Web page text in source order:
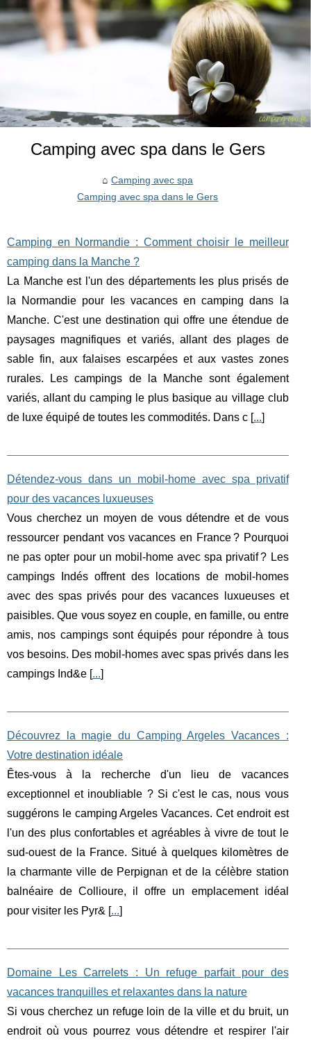
Camping avec spa dans le Gers
Camping avec spa
Camping avec spa dans le Gers
Camping en Normandie : Comment choisir le meilleur
camping dans la Manche ?
La Manche est l'un des départements les plus prisés de
la Normandie pour les vacances en camping dans la
Manche. C'est une destination qui offre une étendue de
paysages magnifiques et variés, allant des plages de
sable fin, aux falaises escarpées et aux vastes zones
rurales. Les campings de la Manche sont également
variés, allant du camping le plus basique au village club
de luxe équipé de toutes les commodités. Dans c [...]
Détendez-vous dans un mobil-home avec spa privatif
pour des vacances luxueuses
Vous cherchez un moyen de vous détendre et de vous
ressourcer pendant vos vacances en France ? Pourquoi
ne pas opter pour un mobil-home avec spa privatif ? Les
campings Indés offrent des locations de mobil-homes
avec des spas privés pour des vacances luxueuses et
paisibles. Que vous soyez en couple, en famille, ou entre
amis, nos campings sont équipés pour répondre à tous
vos besoins. Des mobil-homes avec spas privés dans les
campings Ind&e [...]
Découvrez la magie du Camping Argeles Vacances :
Votre destination idéale
Êtes-vous à la recherche d'un lieu de vacances
exceptionnel et inoubliable ? Si c'est le cas, nous vous
suggérons le camping Argeles Vacances. Cet endroit est
l'un des plus confortables et agréables à vivre de tout le
sud-ouest de la France. Situé à quelques kilomètres de
la charmante ville de Perpignan et de la célèbre station
balnéaire de Collioure, il offre un emplacement idéal
pour visiter les Pyr& [...]
Domaine Les Carrelets : Un refuge parfait pour des
vacances tranquilles et relaxantes dans la nature
Si vous cherchez un refuge loin de la ville et du bruit, un
endroit où vous pourrez vous détendre et respirer l'air